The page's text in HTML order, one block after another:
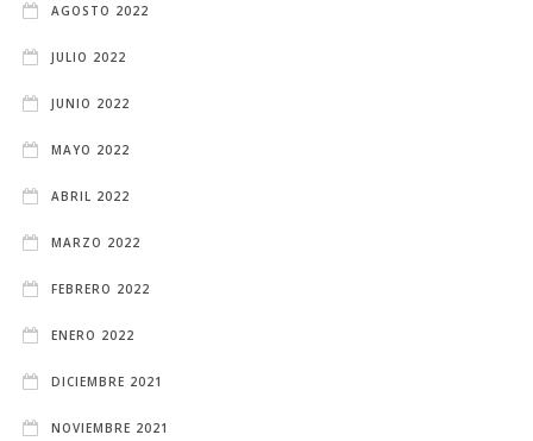
AGOSTO 2022
JULIO 2022
JUNIO 2022
MAYO 2022
ABRIL 2022
MARZO 2022
FEBRERO 2022
ENERO 2022
DICIEMBRE 2021
NOVIEMBRE 2021